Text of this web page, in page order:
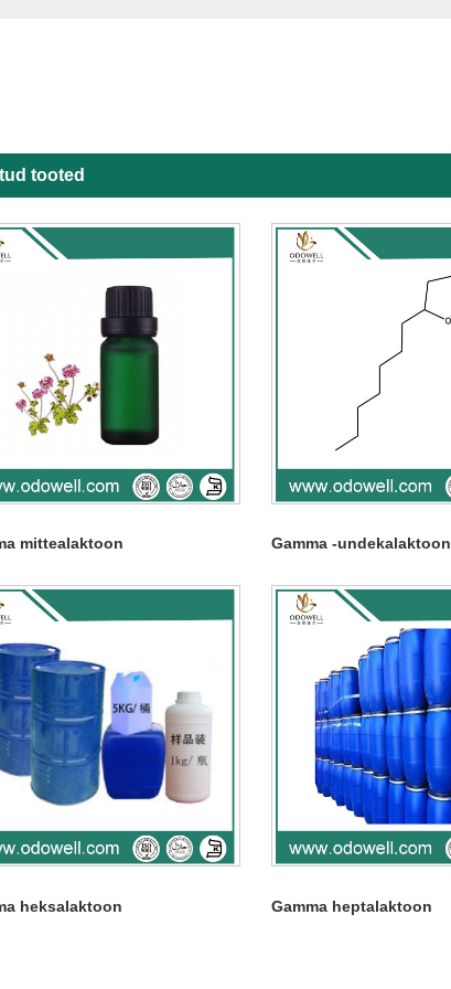
tooted
mittealaktoon Gamma -undekalaktoon
heksalaktoon Gamma heptalaktoon